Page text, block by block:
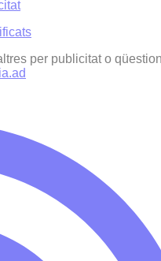
per publicitat o